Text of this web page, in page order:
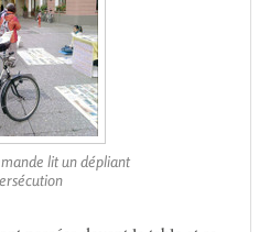
lit un dépliant